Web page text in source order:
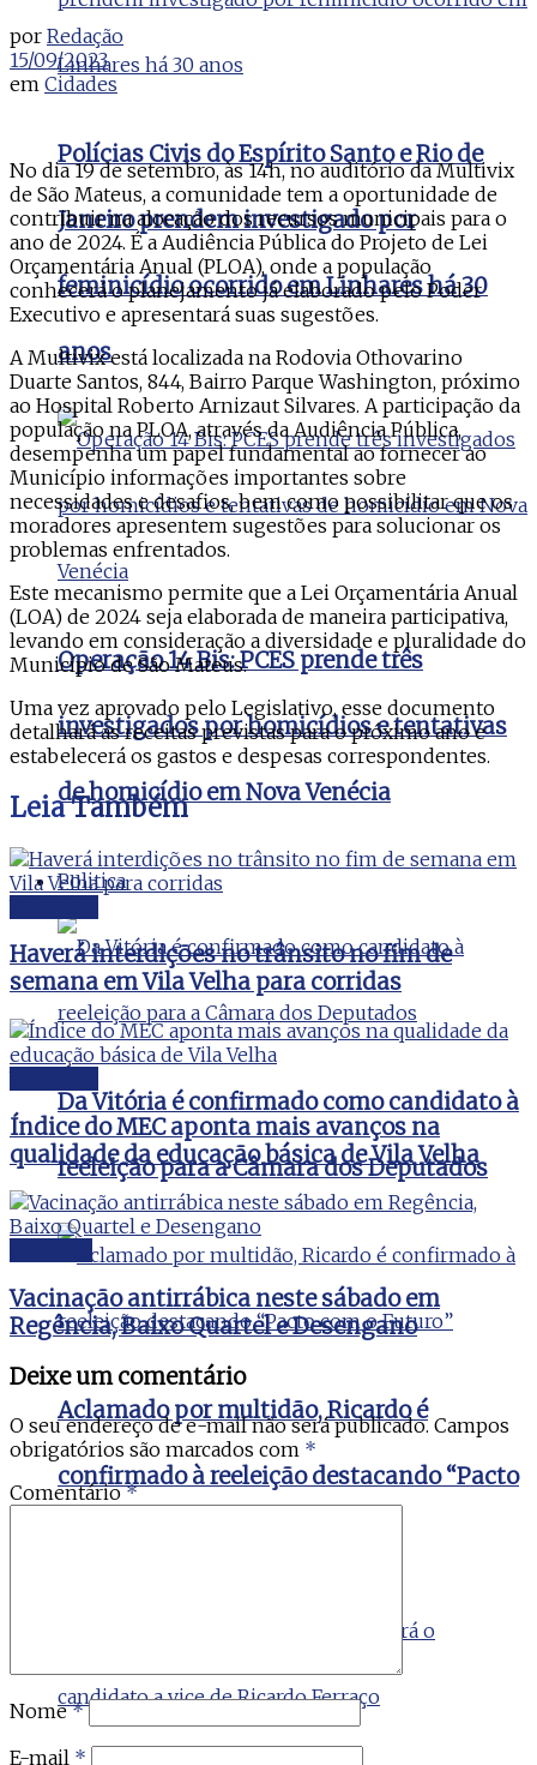
Polícias Civis do Espírito Santo e Rio de
Janeiro prendem investigado por
feminicídio ocorrido em Linhares há 30
anos
Operação 14 Bis: PCES prende três
investigados por homicídios e tentativas
de homicídio em Nova Venécia
Politica
Da Vitória é confirmado como candidato à
reeleição para a Câmara dos Deputados
Aclamado por multidão, Ricardo é
confirmado à reeleição destacando “Pacto
por Redação
15/09/2023
em Cidades
No dia 19 de setembro, às 14h, no auditório da Multivix
de São Mateus, a comunidade tem a oportunidade de
contribuir na alocação dos recursos municipais para o
ano de 2024. É a Audiência Pública do Projeto de Lei
Orçamentária Anual (PLOA), onde a população
conhecerá o planejamento já elaborado pelo Poder
Executivo e apresentará suas sugestões.
A Multivix está localizada na Rodovia Othovarino
Duarte Santos, 844, Bairro Parque Washington, próximo
ao Hospital Roberto Arnizaut Silvares. A participação da
população na PLOA, através da Audiência Pública,
desempenha um papel fundamental ao fornecer ao
Município informações importantes sobre
necessidades e desafios, bem como possibilitar que os
moradores apresentem sugestões para solucionar os
problemas enfrentados.
Este mecanismo permite que a Lei Orçamentária Anual
(LOA) de 2024 seja elaborada de maneira participativa,
levando em consideração a diversidade e pluralidade do
Município de São Mateus.
Uma vez aprovado pelo Legislativo, esse documento
detalhará as receitas previstas para o próximo ano e
estabelecerá os gastos e despesas correspondentes.
LeiaTambém
Haverá interdições no trânsito no fim de
semana em Vila Velha para corridas
Índice do MEC aponta mais avanços na
qualidade da educação básica de Vila Velha
Vacinação antirrábica neste sábado em
Regência, Baixo Quartel e Desengano
Deixe um comentário
O seu endereço de e-mail não será publicado. Campos
obrigatórios são marcados com *
Comentário*
Nome*
E-mail *